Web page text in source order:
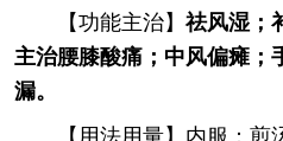
【功能主治】 祛风湿；
主治腰膝酸痛；中风偏瘫；
漏。
【用法用量】内服：煎